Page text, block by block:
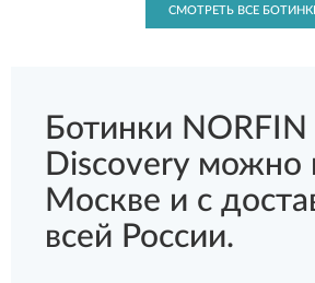
СМОТРЕТЬ ВСЕ
Ботинки
Discovery можно
Москве и с
всей России.